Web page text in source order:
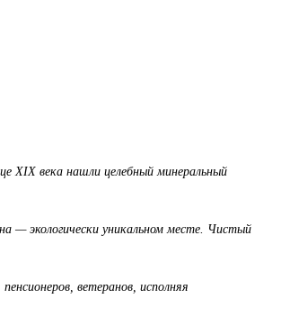
XIX века нашли целебный минеральный
— экологически уникальном месте. Чистый
ветеранов, исполняя